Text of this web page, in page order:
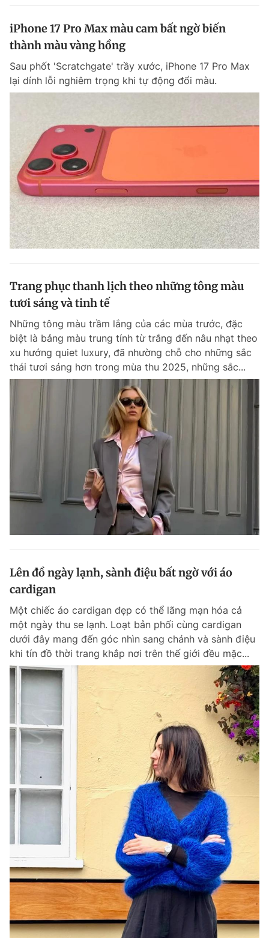
iPhone 17 Pro Max màu cam bất ngờ biến
thành màu vàng hồng
Sau phốt 'Scratchgate' trầy xước, iPhone 17 Pro Max
lại dính lỗi nghiêm trọng khi tự động đổi màu.
Trang phục thanh lịch theo những tông màu
tươi sáng và tinh tế
Những tông màu trầm lắng của các mùa trước, đặc
biệt là bảng màu trung tính từ trắng đến nâu nhạt theo
xu hướng quiet luxury, đã nhường chỗ cho những sắc
thái tươi sáng hơn trong mùa thu 2025, những sắc...
Lên đồ ngày lạnh, sành điệu bất ngờ với áo
cardigan
Một chiếc áo cardigan đẹp có thể lãng mạn hóa cả
một ngày thu se lạnh. Loạt bản phối cùng cardigan
dưới đây mang đến góc nhìn sang chảnh và sành điệu
khi tín đồ thời trang khắp nơi trên thế giới đều mặc...